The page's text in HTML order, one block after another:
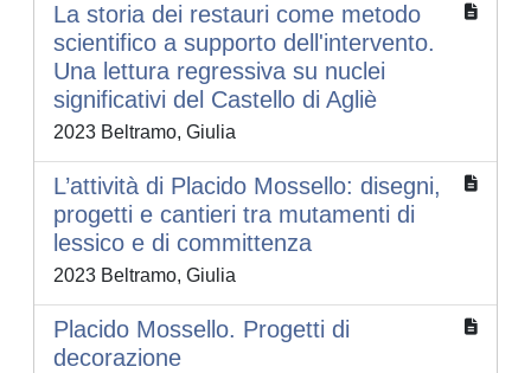
La storia dei restauri come metodo
scientifico a supporto dell'intervento.
Una lettura regressiva su nuclei
significativi del Castello di Agliè
2023 Beltramo, Giulia
L’attività di Placido Mossello: disegni,
progetti e cantieri tra mutamenti di
lessico e di committenza
2023 Beltramo, Giulia
Placido Mossello. Progetti di
decorazione